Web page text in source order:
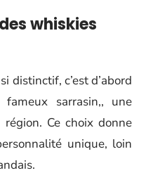
whiskies
distinctif, c’est d’abord
sarrasin,, une
Ce choix donne
unique, loin